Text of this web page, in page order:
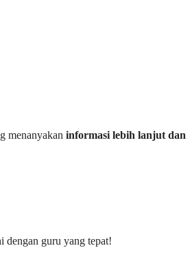
menanyakan informasi lebih lanjut dan
dengan guru yang tepat!